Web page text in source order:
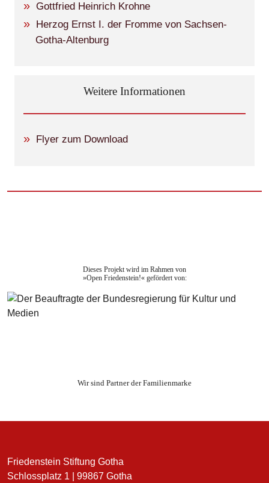
Gottfried Heinrich Krohne
Herzog Ernst I. der Fromme von Sachsen-
Gotha-Altenburg
Weitere Informationen
Flyer zum Download
Dieses Projekt wird im Rahmen von
»Open Friedenstein!« gefördert von:
Wir sind Partner der Familienmarke
Friedenstein Stiftung Gotha
Schlossplatz 1 | 99867 Gotha